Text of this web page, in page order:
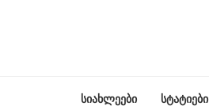
სიახლეები სტატიები